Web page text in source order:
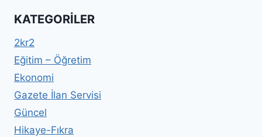
KATEGORILER
2kr2
Eğitim – Öğretim
Ekonomi
Gazete İlan Servisi
Güncel
Hikaye-Fıkra